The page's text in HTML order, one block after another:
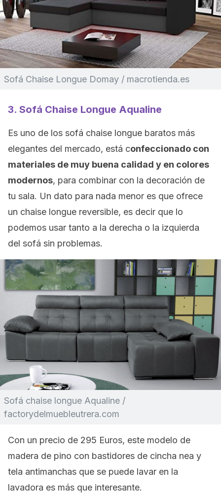
Sofá Chaise Longue Domay / macrotienda.es
3. Sofá Chaise Longue Aqualine
Es uno de los sofá chaise longue baratos más
elegantes del mercado, está confeccionado con
materiales de muy buena calidad y en colores
modernos, para combinar con la decoración de
tu sala. Un dato para nada menor es que ofrece
un chaise longue reversible, es decir que lo
podemos usar tanto a la derecha o la izquierda
del sofá sin problemas.
Sofá chaise longue Aqualine /
factorydelmuebleutrera.com
Con un precio de 295 Euros, este modelo de
madera de pino con bastidores de cincha nea y
tela antimanchas que se puede lavar en la
lavadora es más que interesante.